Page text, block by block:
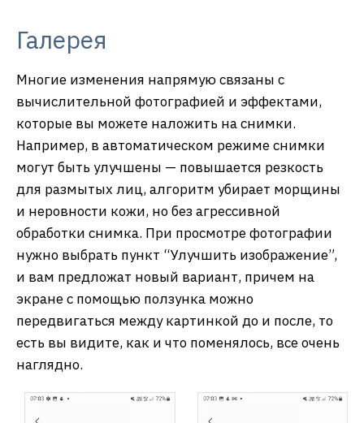
Галерея
Многие изменения напрямую связаны с
вычислительной фотографией и эффектами,
которые вы можете наложить на снимки.
Например, в автоматическом режиме снимки
могут быть улучшены — повышается резкость
для размытых лиц, алгоритм убирает морщины
и неровности кожи, но без агрессивной
обработки снимка. При просмотре фотографии
нужно выбрать пункт “Улучшить изображение”,
и вам предложат новый вариант, причем на
экране с помощью ползунка можно
передвигаться между картинкой до и после, то
есть вы видите, как и что поменялось, все очень
наглядно.